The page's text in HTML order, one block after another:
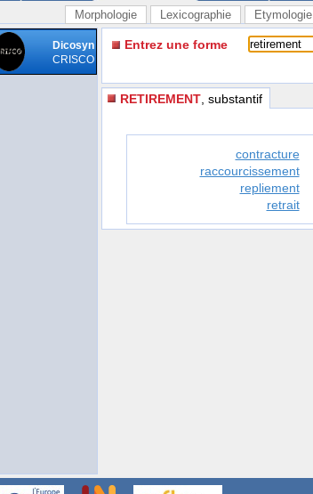
Morphologie Lexicographie Etymologie
Dicosyn
CRISCO
Entrez une forme
RETIREMENT , substantif
contracture
raccourcissement
repliement
retrait